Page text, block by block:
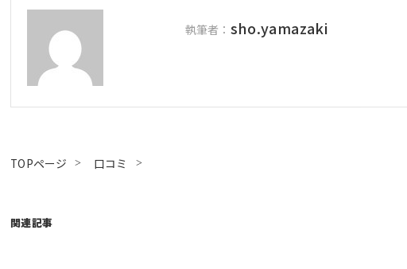
執筆者： sho.yamazaki
TOPページ 口コミ
関連記事